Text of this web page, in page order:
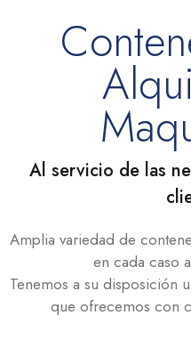
Al servicio de las
Amplia variedad de
en cada caso
Tenemos a su disposición
que ofrecemos con